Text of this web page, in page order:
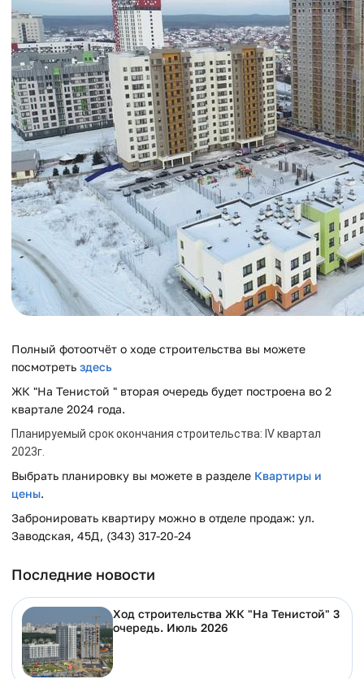
Полный фотоотчёт о ходе строительства вы можете
посмотреть здесь
ЖК "На Тенистой " вторая очередь будет построена во 2
квартале 2024 года.
Планируемый срок окончания строительства: IV квартал
2023г.
Выбрать планировку вы можете в разделе Квартиры и
цены.
Забронировать квартиру можно в отделе продаж: ул.
Заводская, 45Д, (343) 317-20-24
Последние новости
Ход строительства ЖК "На Тенистой" 3
очередь. Июль 2026